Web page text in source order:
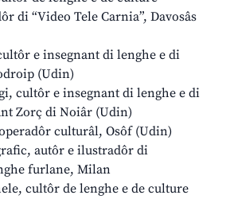
di “Video Tele Carnia”, Davosâs
e insegnant di lenghe e di
(Udin)
cultôr e insegnant di lenghe e di
Zorç di Noiâr (Udin)
culturâl, Osôf (Udin)
autôr e ilustradôr di
furlane, Milan
cultôr de lenghe e de culture